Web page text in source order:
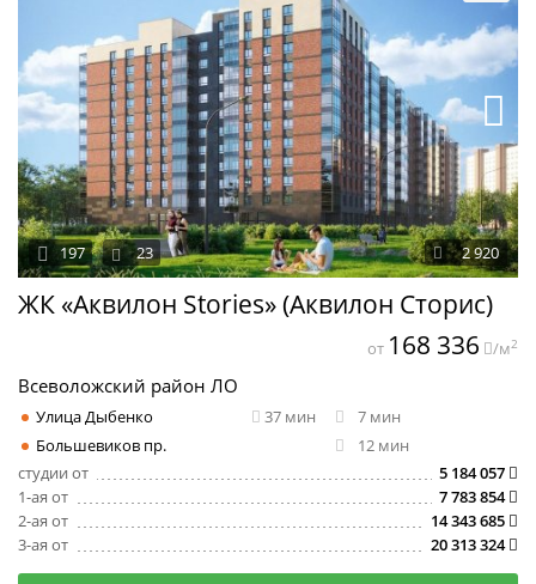
ЖК «Аквилон Stories» (Аквилон Сторис)
2 920
197 23
Всеволожский район ЛО
Улица Дыбенко 37 мин
7 мин
Большевиков пр.
12 мин
студии от
5 184 057
1-ая от
7 783 854
2-ая от
14 343 685
3-ая от
20 313 324
от 168 336 /м2